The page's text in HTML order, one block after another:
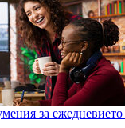
за ежедневието